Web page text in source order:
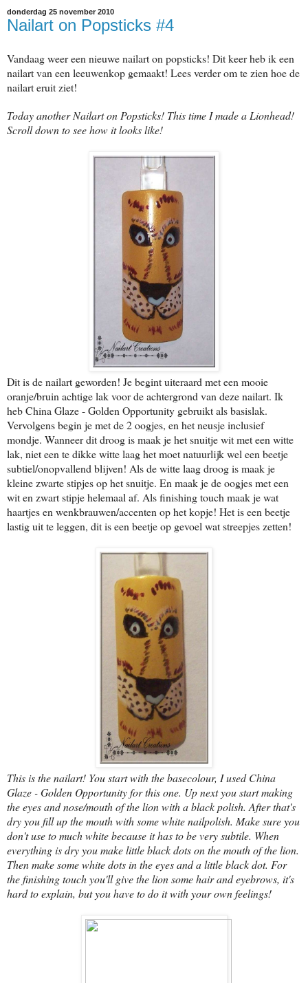
donderdag 25 november 2010
Nailart on Popsticks #4
Vandaag weer een nieuwe nailart on popsticks! Dit keer heb ik een
nailart van een leeuwenkop gemaakt! Lees verder om te zien hoe de
nailart eruit ziet!
Today another Nailart on Popsticks! This time I made a Lionhead!
Scroll down to see how it looks like!
Dit is de nailart geworden! Je begint uiteraard met een mooie
oranje/bruin achtige lak voor de achtergrond van deze nailart. Ik
heb China Glaze - Golden Opportunity gebruikt als basislak.
Vervolgens begin je met de 2 oogjes, en het neusje inclusief
mondje. Wanneer dit droog is maak je het snuitje wit met een witte
lak, niet een te dikke witte laag het moet natuurlijk wel een beetje
subtiel/onopvallend blijven! Als de witte laag droog is maak je
kleine zwarte stipjes op het snuitje. En maak je de oogjes met een
wit en zwart stipje helemaal af. Als finishing touch maak je wat
haartjes en wenkbrauwen/accenten op het kopje! Het is een beetje
lastig uit te leggen, dit is een beetje op gevoel wat streepjes zetten!
This is the nailart! You start with the basecolour, I used China
Glaze - Golden Opportunity for this one. Up next you start making
the eyes and nose/mouth of the lion with a black polish. After that's
dry you fill up the mouth with some white nailpolish. Make sure you
don't use to much white because it has to be very subtile. When
everything is dry you make little black dots on the mouth of the lion.
Then make some white dots in the eyes and a little black dot. For
the finishing touch you'll give the lion some hair and eyebrows, it's
hard to explain, but you have to do it with your own feelings!